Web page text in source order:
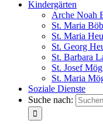
Kindergärten
Arche Noah
St. Maria
St. Maria
St. Georg
St. Barbara
St. Josef
St. Maria
Soziale Dienste
Suche nach: